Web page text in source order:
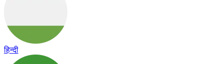
हिन्दी